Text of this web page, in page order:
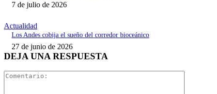
7 de julio de 2026
Actualidad
Los Andes cobija el sueño del corredor bioceánico
27 de junio de 2026
DEJA UNA RESPUESTA